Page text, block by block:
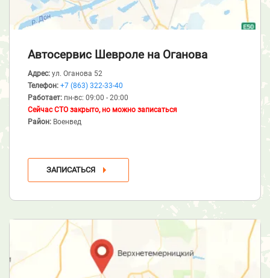
Автосервис Шевроле на Оганова
Адрес: ул. Оганова 52
Телефон: +7 (863) 322-33-40
Работает: пн-вс: 09:00 - 20:00
Сейчас СТО закрыто, но можно записаться
Район: Военвед
ЗАПИСАТЬСЯ